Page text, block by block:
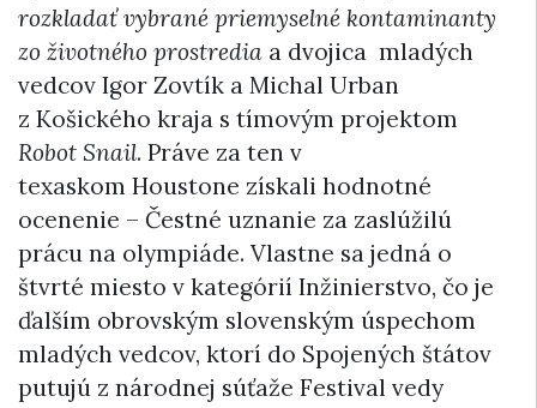
rozkladať vybrané priemyselné kontaminanty
zo životného prostredia a dvojica mladých
vedcov Igor Zovtík a Michal Urban
z Košického kraja s tímovým projektom
Robot Snail. Práve za ten v
texaskom Houstone získali hodnotné
ocenenie – Čestné uznanie za zaslúžilú
prácu na olympiáde. Vlastne sa jedná o
štvrté miesto v kategórií Inžinierstvo, čo je
ďalším obrovským slovenským úspechom
mladých vedcov, ktorí do Spojených štátov
putujú z národnej súťaže Festival vedy